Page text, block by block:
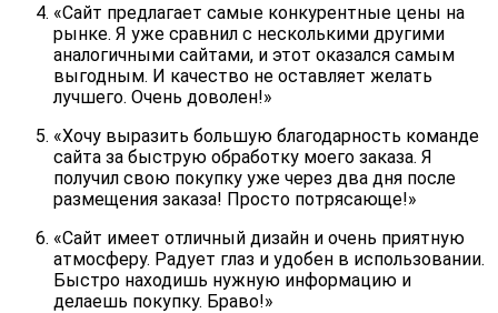
«Сайт предлагает самые конкурентные цены на
рынке. Я уже сравнил с несколькими другими
аналогичными сайтами, и этот оказался самым
выгодным. И качество не оставляет желать
лучшего. Очень доволен!»
«Хочу выразить большую благодарность команде
сайта за быструю обработку моего заказа. Я
получил свою покупку уже через два дня после
размещения заказа! Просто потрясающе!»
«Сайт имеет отличный дизайн и очень приятную
атмосферу. Радует глаз и удобен в использовании.
Быстро находишь нужную информацию и
делаешь покупку. Браво!»